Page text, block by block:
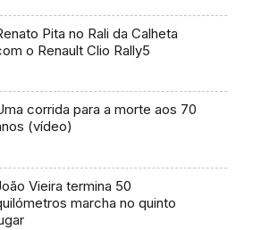
Pita no Rali da Calheta
o Renault Clio Rally5
corrida para a morte aos 70
(vídeo)
Vieira termina 50
marcha no quinto